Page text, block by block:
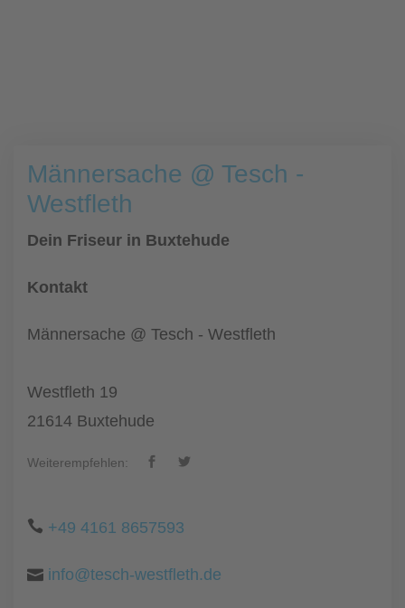
Männersache @ Tesch -
Westfleth
Dein Friseur in Buxtehude
Kontakt
Männersache @ Tesch - Westfleth
Westfleth 19
21614 Buxtehude
Weiterempfehlen:
+49 4161 8657593
info@tesch-westfleth.de